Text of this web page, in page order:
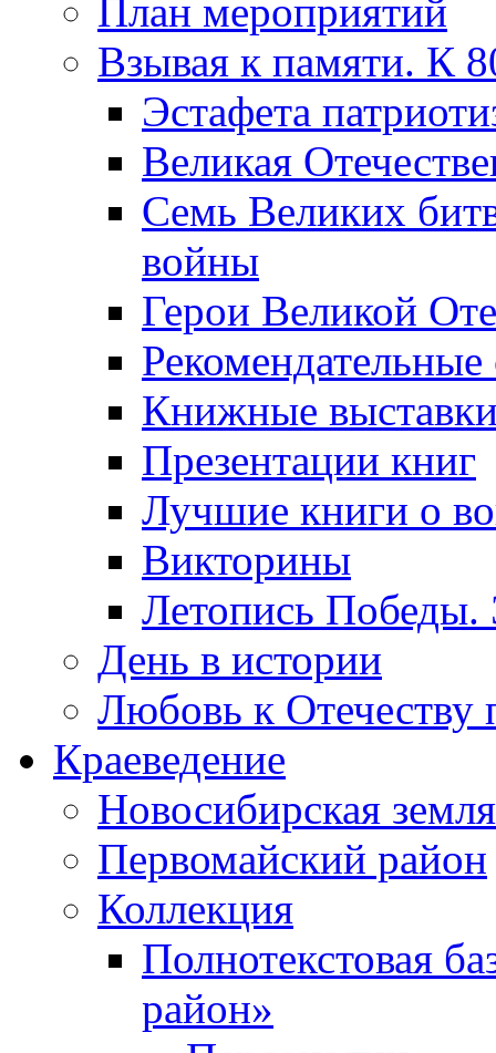
План мероприятий
Взывая к памяти. К
Эcтафета
Великая
Семь Великих
войны
Герои Великой
Рекомендательные
Книжные
Презентации книг
Лучшие книги о
Викторины
Летопись Победы.
День в истории
Любовь к Отечеству
Краеведение
Новосибирская земля
Первомайский район
Коллекция
Полнотекстовая
район»